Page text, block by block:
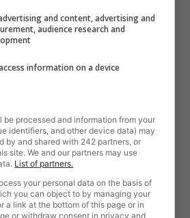
Bărbat român în vârstă de
de ani dispărut fără...
Stoica
poți să îți cumperi o casă
Stoica - 29/11/2017
italiană astăzi își caută
and content, advertising and
audience research and
information on a device
be processed and information from your
identifiers, and other device data) may
by and shared with 242 partners, or
site. We and our partners may use
List of partners.
your personal data on the basis of
you can object to by managing your
a link at the bottom of this page or in
or withdraw consent in privacy and